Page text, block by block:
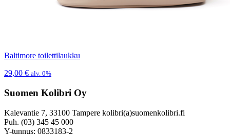
Baltimore toilettilaukku
29,00 € alv. 0%
Suomen Kolibri Oy
Kalevantie 7, 33100 Tampere kolibri(a)suomenkolibri.fi
Puh. (03) 345 45 000
Y-tunnus: 0833183-2